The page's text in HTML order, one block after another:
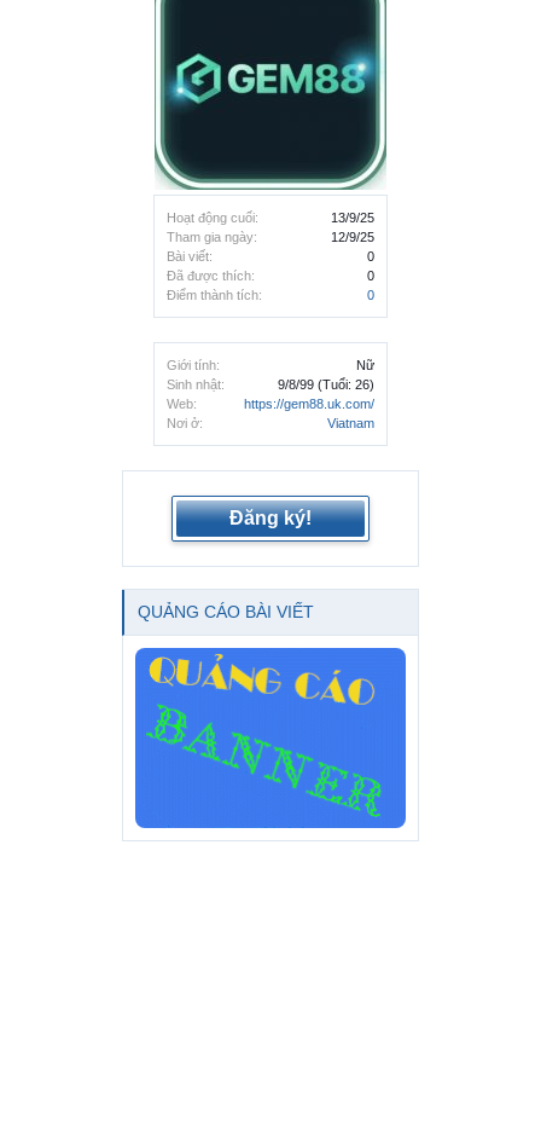
Hoạt động cuối:
13/9/25
Tham gia ngày:
12/9/25
Bài viết:
0
Đã được thích:
0
Điểm thành tích:
0
Giới tính:
Nữ
Sinh nhật:
9/8/99 (Tuổi: 26)
Web:
https://gem88.uk.com/
Nơi ở:
Viatnam
Đăng ký!
QUẢNG CÁO BÀI VIẾT